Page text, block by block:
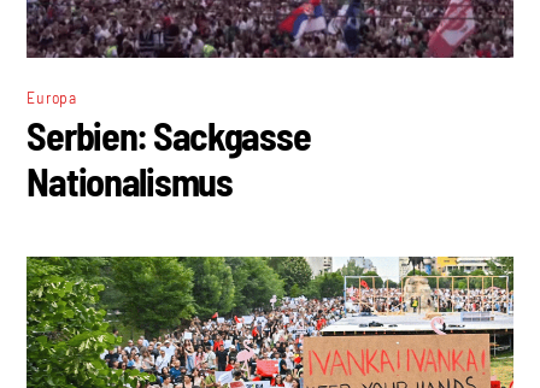
Europa
Serbien: Sackgasse
Nationalismus